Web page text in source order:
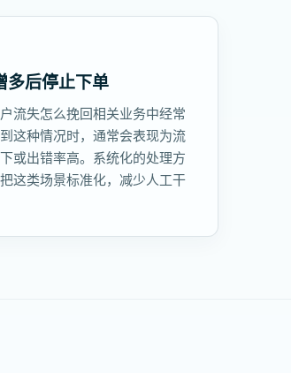
多后停止下单
流失怎么挽回相关业务中经常
这种情况时，通常会表现为流
或出错率高。系统化的处理方
这类场景标准化，减少人工干